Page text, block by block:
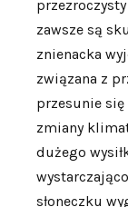
zawsze są
znienacka
związana z
przesunie
zmiany
dużego
słoneczku